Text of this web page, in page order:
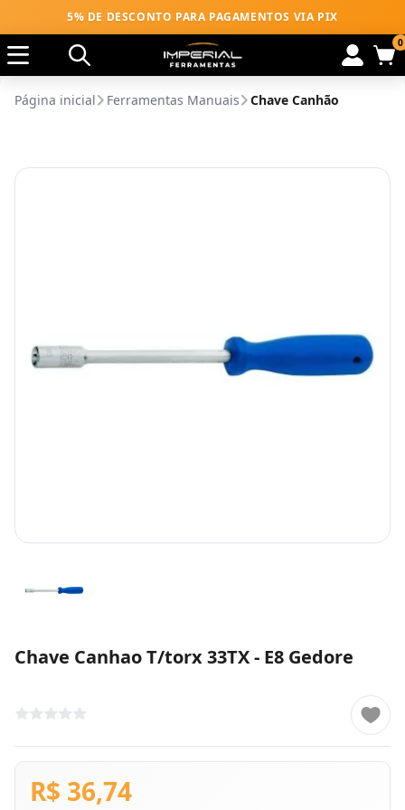
5% DE DESCONTO PARA PAGAMENTOS VIA PIX
0
Página inicial Ferramentas Manuais Chave Canhão
Chave Canhao T/torx 33TX - E8 Gedore
R$ 36,74